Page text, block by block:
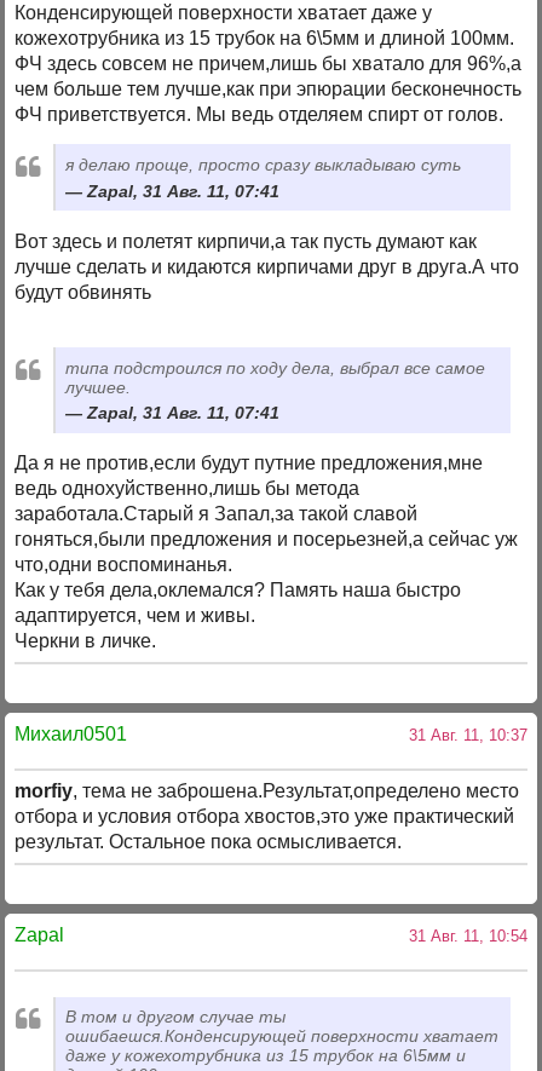
Конденсирующей поверхности хватает даже у
кожехотрубника из 15 трубок на 6\5мм и длиной 100мм.
ФЧ здесь совсем не причем,лишь бы хватало для 96%,а
чем больше тем лучше,как при эпюрации бесконечность
ФЧ приветствуется. Мы ведь отделяем спирт от голов.
я делаю проще, просто сразу выкладываю суть
Zapal, 31 Авг. 11, 07:41
Вот здесь и полетят кирпичи,а так пусть думают как
лучше сделать и кидаются кирпичами друг в друга.А что
будут обвинять
типа подстроился по ходу дела, выбрал все самое
лучшее.
Zapal, 31 Авг. 11, 07:41
Да я не против,если будут путние предложения,мне
ведь однохуйственно,лишь бы метода
заработала.Старый я Запал,за такой славой
гоняться,были предложения и посерьезней,а сейчас уж
что,одни воспоминанья.
Как у тебя дела,оклемался? Память наша быстро
адаптируется, чем и живы.
Черкни в личке.
Михаил0501 31 Авг. 11, 10:37
morfiy, тема не заброшена.Результат,определено место
отбора и условия отбора хвостов,это уже практический
результат. Остальное пока осмысливается.
Zapal 31 Авг. 11, 10:54
В том и другом случае ты
ошибаешся.Конденсирующей поверхности хватает
даже у кожехотрубника из 15 трубок на 6\5мм и